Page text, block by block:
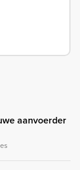
aanvoerder